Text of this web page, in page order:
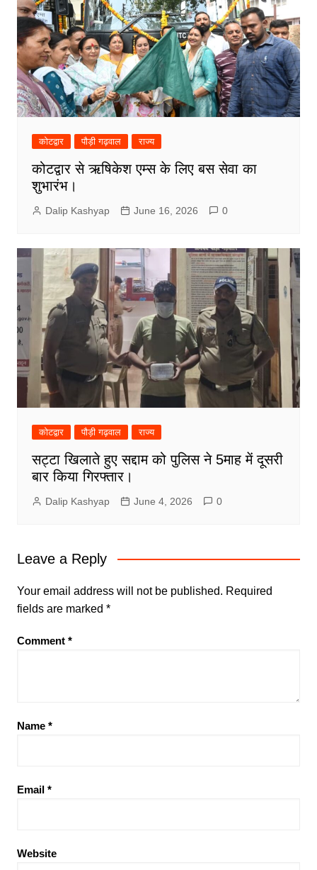
कोटद्वार पौड़ी गढ़वाल राज्य
कोटद्वार से ऋषिकेश एम्स के लिए बस सेवा का
शुभारंभ।
Dalip Kashyap June 16, 2026 0
कोटद्वार पौड़ी गढ़वाल राज्य
सट्टा खिलाते हुए सद्दाम को पुलिस ने 5माह में दूसरी
बार किया गिरफ्तार।
Dalip Kashyap June 4, 2026 0
Leave a Reply
Your email address will not be published. Required
fields are marked *
Comment *
Name *
Email *
Website